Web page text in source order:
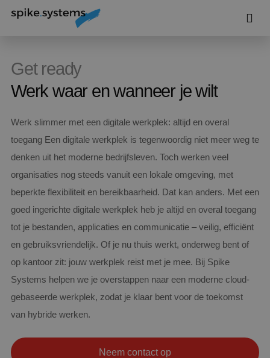
Get ready
Werk waar en wanneer je wilt
Werk slimmer met een digitale werkplek: altijd en overal
toegang Een digitale werkplek is tegenwoordig niet meer weg te
denken uit het moderne bedrijfsleven. Toch werken veel
organisaties nog steeds vanuit een lokale omgeving, met
beperkte flexibiliteit en bereikbaarheid. Dat kan anders. Met een
goed ingerichte digitale werkplek heb je altijd en overal toegang
tot je bestanden, applicaties en communicatie – veilig, efficiënt
en gebruiksvriendelijk. Of je nu thuis werkt, onderweg bent of
op kantoor zit: jouw werkplek reist met je mee. Bij Spike
Systems helpen we je overstappen naar een moderne cloud-
gebaseerde werkplek, zodat je klaar bent voor de toekomst
van hybride werken.
Neem contact op